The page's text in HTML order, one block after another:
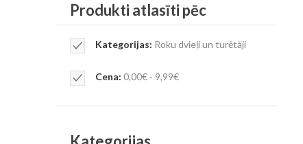
Produkti atlasīti pēc
Kategorijas Roku dvieļi un turētāji
Remove
ItemCena 0,00€ - 9,99€
Remove
Item